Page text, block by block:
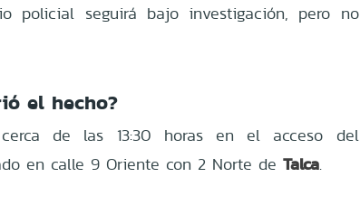
policial seguirá bajo investigación, pero no
el hecho?
de las 13:30 horas en el acceso del
en calle 9 Oriente con 2 Norte deTalca.